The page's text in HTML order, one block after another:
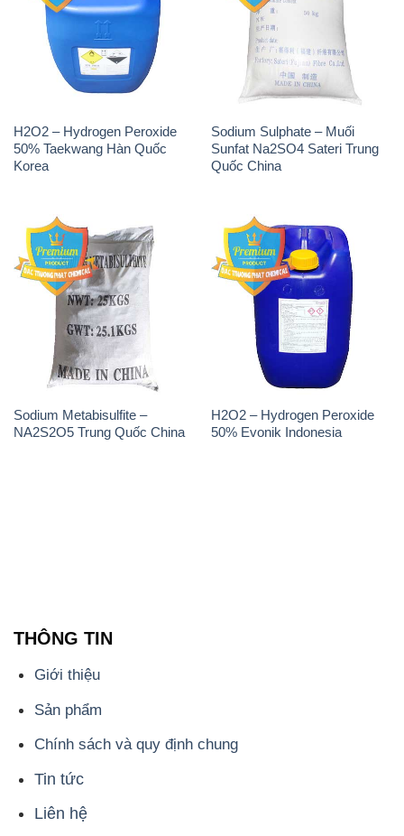
H2O2 – Hydrogen Peroxide
50% Taekwang Hàn Quốc
Korea
Sodium Sulphate – Muối
Sunfat Na2SO4 Sateri Trung
Quốc China
Sodium Metabisulfite –
NA2S2O5 Trung Quốc China
H2O2 – Hydrogen Peroxide
50% Evonik Indonesia
THÔNG TIN
Giới thiệu
Sản phẩm
Chính sách và quy định chung
Tin tức
Liên hệ